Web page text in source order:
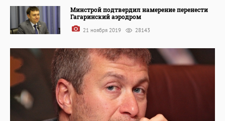
Минстрой подтвердил намерение перенести
Гагаринский аэродром
21 ноября 2019 28143